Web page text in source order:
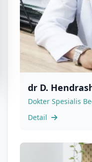
dr D.
Dokter Spesialis
Detail